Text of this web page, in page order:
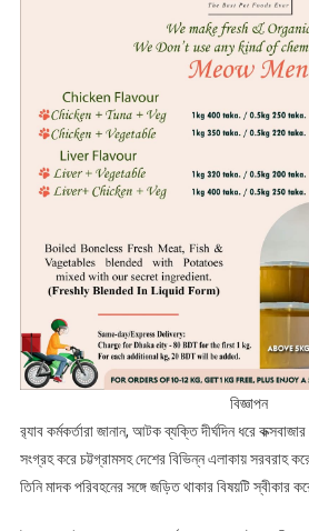
বিজ্ঞাপন
র‌্যাব কর্মকর্তারা জানান, আটক ব্যক্তি দীর্ঘদিন ধরে
সংগ্রহ করে চট্টগ্রামসহ দেশের বিভিন্ন এলাকায় সরবরাহ
তিনি মাদক পরিবহনের সঙ্গে জড়িত থাকার বিষয়টি স্বীকার